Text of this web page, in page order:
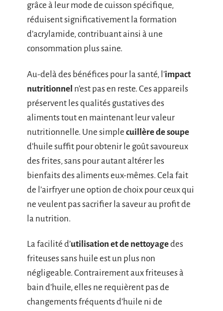
grâce à leur mode de cuisson spécifique,
réduisent significativement la formation
d’acrylamide, contribuant ainsi à une
consommation plus saine.
Au-delà des bénéfices pour la santé, l’impact
nutritionnel n’est pas en reste. Ces appareils
préservent les qualités gustatives des
aliments tout en maintenant leur valeur
nutritionnelle. Une simple cuillère de soupe
d’huile suffit pour obtenir le goût savoureux
des frites, sans pour autant altérer les
bienfaits des aliments eux-mêmes. Cela fait
de l’airfryer une option de choix pour ceux qui
ne veulent pas sacrifier la saveur au profit de
la nutrition.
La facilité d’utilisation et de nettoyagedes
friteuses sans huile est un plus non
négligeable. Contrairement aux friteuses à
bain d’huile, elles ne requièrent pas de
changements fréquents d’huile ni de